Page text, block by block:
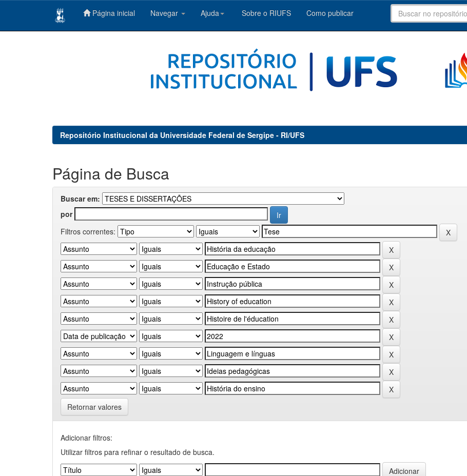
Página inicial Navegar Ajuda Sobre o RIUFS Como publicar
Repositório Institucional da Universidade Federal de Sergipe - RI/UFS
Página de Busca
Buscar em:
por
Filtros correntes:
Retornar valores
Adicionar filtros:
Utilizar filtros para refinar o resultado de busca.